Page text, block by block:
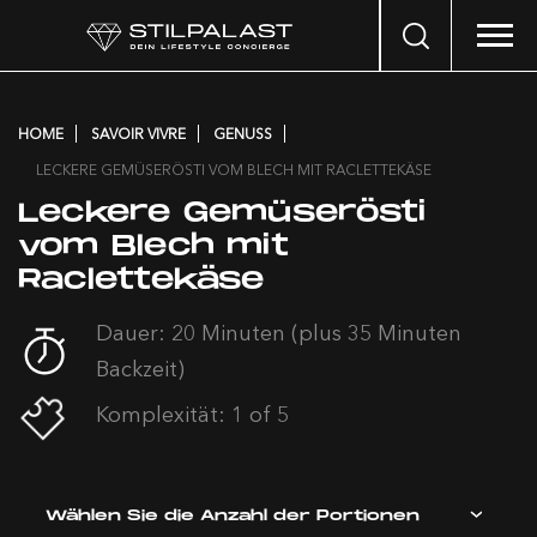
Search
HOME SAVOIR VIVRE
GENUSS
LECKERE GEMÜSERÖSTI VOM BLECH MIT RACLETTEKÄSE
Leckere Gemüserösti
vom Blech mit
Raclettekäse
Dauer: 20 Minuten (plus 35 Minuten
Backzeit)
Komplexität: 1 of 5
Wählen Sie die Anzahl der Portionen